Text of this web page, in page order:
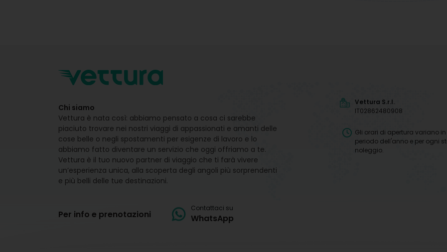
Chi siamo
Vettura è nata così: abbiamo pensato a cosa ci sarebbe
piaciuto trovare nei nostri viaggi di appassionati e amanti delle
cose belle o negli spostamenti per esigenze di lavoro e lo
abbiamo fatto diventare un servizio che oggi offriamo a te.
Vettura è il tuo nuovo partner di viaggio che ti farà vivere
un’esperienza unica, alla scoperta degli angoli più sorprendenti
e più belli delle tue destinazioni.
Per info e prenotazioni
Contattaci su
WhatsApp
Vettura S.r.l.
IT02862480908
Gli orari di apertura variano
periodo dell'anno e per ogni
noleggio.